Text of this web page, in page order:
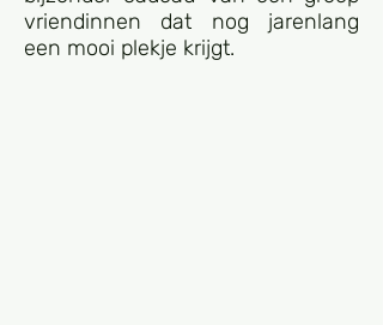
vriendinnen dat nog jarenlang
een mooi plekje krijgt.